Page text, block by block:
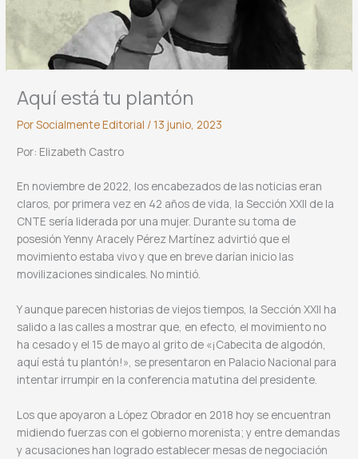
Aquí está tu plantón
PorSocialmente Editorial / 13 junio, 2023
Por: Elizabeth Castro
En noviembre de 2022, los encabezados de las noticias eran
claros, por primera vez en 42 años de vida, la Sección XXII de la
CNTE sería liderada por una mujer. Durante su toma de
posesión Yenny Aracely Pérez Martínez advirtió que el
movimiento estaba vivo y que en breve darían inicio las
movilizaciones sindicales. No mintió.
Y aunque parecen historias de viejos tiempos, la Sección XXII ha
salido a las calles a mostrar que, en efecto, el movimiento no
ha cesado y el 15 de mayo al grito de «¡Cabecita de algodón,
aquí está tu plantón!», se presentaron en Palacio Nacional para
intentar irrumpir en la conferencia matutina del presidente.
Los que apoyaron a López Obrador en 2018 hoy se encuentran
midiendo fuerzas con el gobierno morenista; y entre demandas
y acusaciones han logrado establecer mesas de negociación